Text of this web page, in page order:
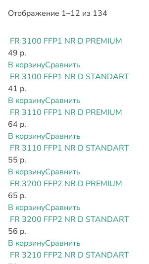
Отображение 1–12 из 134
FR 3100 FFP1 NR D PREMIUM
49 р.
В корзинуСравнить
FR 3100 FFP1 NR D STANDART
41 р.
В корзинуСравнить
FR 3110 FFP1 NR D PREMIUM
64 р.
В корзинуСравнить
FR 3110 FFP1 NR D STANDART
55 р.
В корзинуСравнить
FR 3200 FFP2 NR D PREMIUM
65 р.
В корзинуСравнить
FR 3200 FFP2 NR D STANDART
56 р.
В корзинуСравнить
FR 3210 FFP2 NR D STANDART